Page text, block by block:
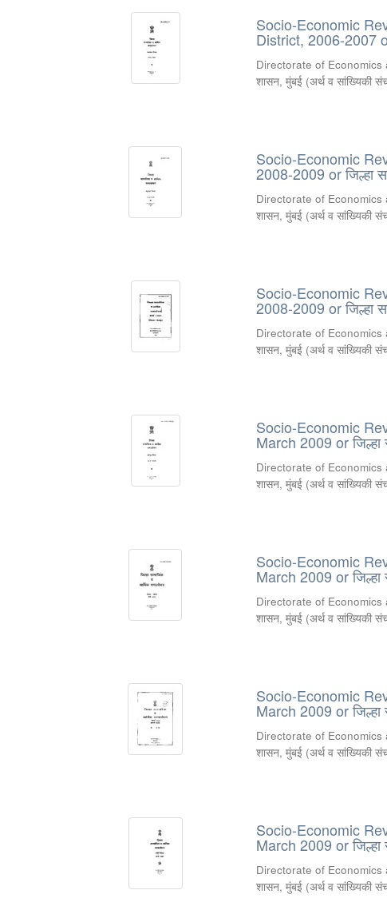
Socio-Economic
District, 2006-2007
Directorate of
शासन, मुंबई (अर्थ व सांख्यिकी
Socio-Economic
2008-2009 or जिल्हा
Directorate of
शासन, मुंबई (अर्थ व सांख्यिकी
Socio-Economic
2008-2009 or जिल्हा
Directorate of
शासन, मुंबई (अर्थ व सांख्यिकी
Socio-Economic
March 2009 or जिल्हा
Directorate of
शासन, मुंबई (अर्थ व सांख्यिकी
Socio-Economic
March 2009 or जिल्हा
Directorate of
शासन, मुंबई (अर्थ व सांख्यिकी
Socio-Economic
March 2009 or जिल्हा
Directorate of
शासन, मुंबई (अर्थ व सांख्यिकी
Socio-Economic
March 2009 or जिल्हा
Directorate of
शासन, मुंबई (अर्थ व सांख्यिकी